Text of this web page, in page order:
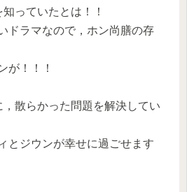
っていたとは！！
ドラマなので，ホン尚膳の存
が！！！
散らかった問題を解決してい
とジウンが幸せに過ごせます